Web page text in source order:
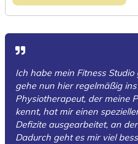
Ich habe mein Fitness
gehe nun hier regelmäßig
Physiotherapeut, der meine
kennt, hat mir einen
Defizite ausgearbeitet, an
Dadurch geht es mir viel